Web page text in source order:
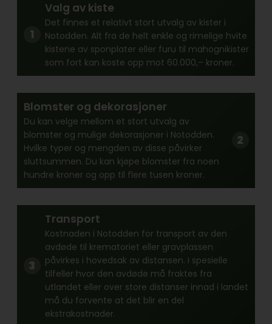
Valg av kiste
Det finnes et relativt stort utvalg av kister i
Notodden. Alt fra de helt enkle og rimelige hvite
kistene av sponplater eller furu til mahognikister
som fort kan koste opp mot 60.000,– kroner.
Blomster og dekorasjoner
Du kan velge mellom et stort utvalg av
blomster og mulige dekorasjoner i Notodden.
Hvilke typer og mengden av disse påvirker
sluttsummen. Du kan kjøpe blomster fra noen
hundre kroner og opp til flere tusen kroner.
Transport
Kostnaden i Notodden for transport av den
avdøde til krematoriet eller gravplassen
påvirkes i hovedsak av distansen. I spesielle
tilfeller hvor den avdøde må fraktes fra
utlandet eller over store distanser innad i landet
må du forvente at det blir en del
ekstrakostnader.